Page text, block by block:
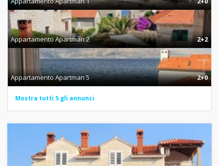
Appartamento Apartman 2 2+2
Appartamento Apartman 5 2+0
Mostra tutti 5 gli annunci